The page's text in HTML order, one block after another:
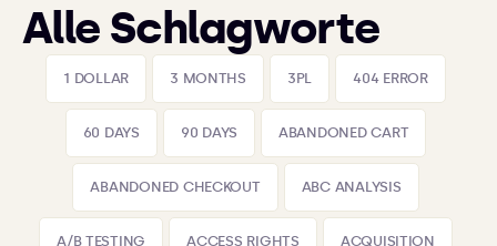
Alle Schlagworte
1 DOLLAR 3 MONTHS 3PL 404 ERROR
60 DAYS 90 DAYS ABANDONED CART
ABANDONED CHECKOUT ABC ANALYSIS
A/B TESTING ACCESS RIGHTS ACQUISITION